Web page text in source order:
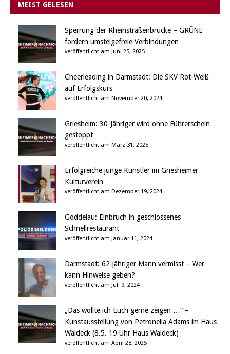
MEIST GELESEN
Sperrung der Rheinstraßenbrücke – GRÜNE
fordern umsteigefreie Verbindungen
veröffentlicht am Juni 25, 2025
Cheerleading in Darmstadt: Die SKV Rot-Weiß
auf Erfolgskurs
veröffentlicht am November 20, 2024
Griesheim: 30-Jähriger wird ohne Führerschein
gestoppt
veröffentlicht am März 31, 2025
Erfolgreiche junge Künstler im Griesheimer
Kulturverein
veröffentlicht am Dezember 19, 2024
Goddelau: Einbruch in geschlossenes
Schnellrestaurant
veröffentlicht am Januar 11, 2024
Darmstadt: 62-jähriger Mann vermisst – Wer
kann Hinweise geben?
veröffentlicht am Juli 9, 2024
„Das wollte ich Euch gerne zeigen …“ –
Kunstausstellung von Petronella Adams im Haus
Waldeck (8.5. 19 Uhr Haus Waldeck)
veröffentlicht am April 28, 2025